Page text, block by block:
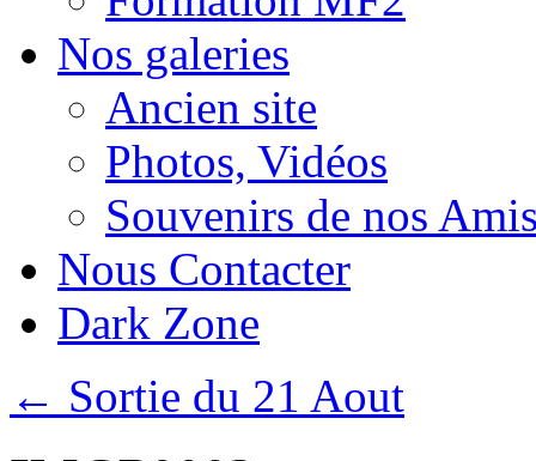
Nos galeries
Ancien site
Photos, Vidéos
Souvenirs de nos
Nous Contacter
Dark Zone
← Sortie du 21 Aout